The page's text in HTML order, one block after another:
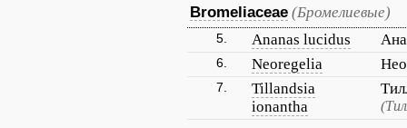
Bromeliaceae (Бромелиевые)
5. Ananas lucidus
6. Neoregelia
7.
Tillandsia
ionantha